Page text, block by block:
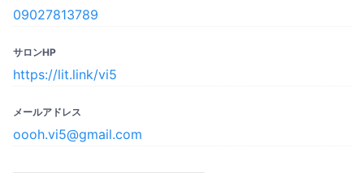
09027813789
サロンHP
https://lit.link/vi5
メールアドレス
oooh.vi5@gmail.com